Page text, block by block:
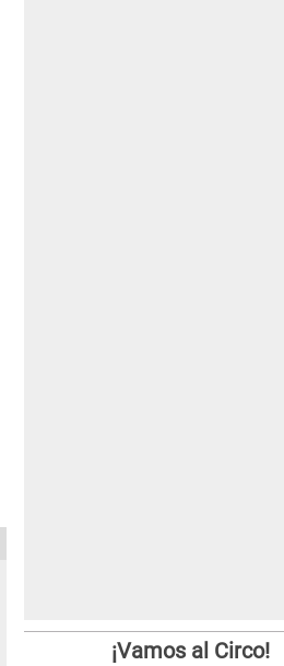
¡Vamos al Circo!